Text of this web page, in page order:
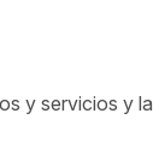
y servicios y la